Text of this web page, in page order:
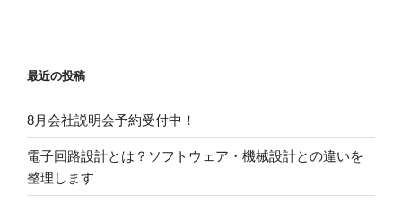
最近の投稿
8月会社説明会予約受付中！
電子回路設計とは？ソフトウェア・機械設計との違いを
整理します